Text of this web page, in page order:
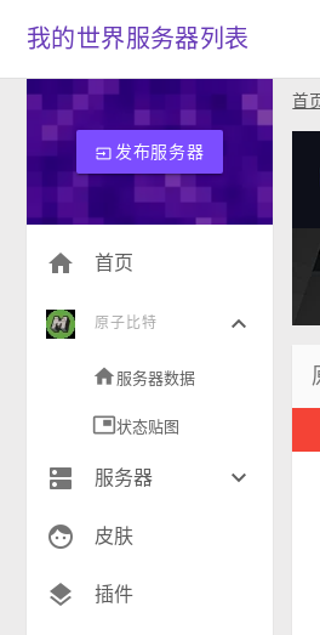
我的世界服务器列表
input发布服务器
home 首页
原子比特 keyboard_arrow_down
home 服务器数据
picture_in_picture状态贴图
dns 服务器 keyboard_arrow_down
生存(268)
创造(8)
face 皮肤
layers 插件
首